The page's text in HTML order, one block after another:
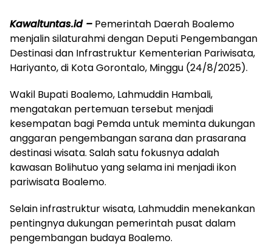
Kawaltuntas.id – Pemerintah Daerah Boalemo
menjalin silaturahmi dengan Deputi Pengembangan
Destinasi dan Infrastruktur Kementerian Pariwisata,
Hariyanto, di Kota Gorontalo, Minggu (24/8/2025).
Wakil Bupati Boalemo, Lahmuddin Hambali,
mengatakan pertemuan tersebut menjadi
kesempatan bagi Pemda untuk meminta dukungan
anggaran pengembangan sarana dan prasarana
destinasi wisata. Salah satu fokusnya adalah
kawasan Bolihutuo yang selama ini menjadi ikon
pariwisata Boalemo.
Selain infrastruktur wisata, Lahmuddin menekankan
pentingnya dukungan pemerintah pusat dalam
pengembangan budaya Boalemo.